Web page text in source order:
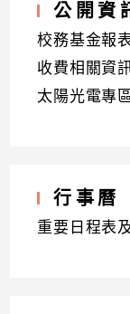
公開資
校務基金報
收費相關資
太陽光電專
行事曆
重要日程表